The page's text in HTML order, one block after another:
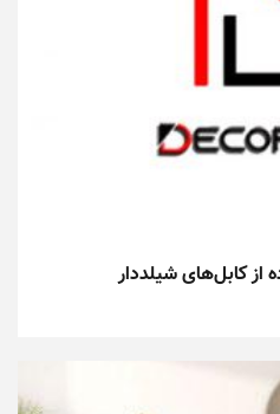
از کابل‌های شیلددار